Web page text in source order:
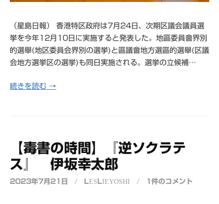
（星島日報） 香港特区政府は7月24日、次期区議会議員選
挙を今年12月10日に実施すると発表した。地區委員會界別
的選舉(地区委員会界別の選挙)と區議會地方選區的選舉(区議
会地方選挙区の選挙)も同日実施される。選挙の立候補…
続きを読む →
【毒書の時間】『逆ソクラテ
ス』 伊坂幸太郎
2023年7月21日 / LESLIEYOSHI / 1件のコメント